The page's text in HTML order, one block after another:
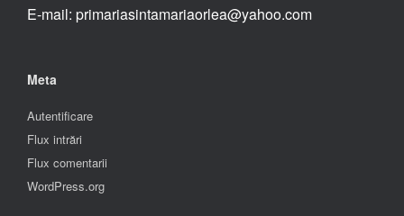
E-mail: primariasintamariaorlea@yahoo.com
Meta
Autentificare
Flux intrări
Flux comentarii
WordPress.org